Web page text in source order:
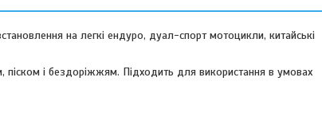
на легкі ендуро, дуал-спорт мотоцикли, китайські
і бездоріжжям. Підходить для використання в умовах